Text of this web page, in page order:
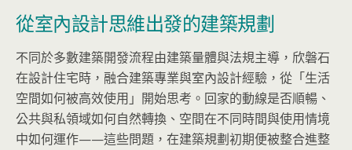
從室內設計思維出發的建築規劃
不同於多數建築開發流程由建築量體與法規主導，欣磐石
在設計住宅時，融合建築專業與室內設計經驗，從「生活
空間如何被高效使用」開始思考。回家的動線是否順暢、
公共與私領域如何自然轉換、空間在不同時間與使用情境
中如何運作——這些問題，在建築規劃初期便被整合進整